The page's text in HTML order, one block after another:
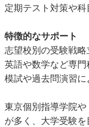
定期テスト対策や科
特徴的なサポート
志望校別の受験戦略
英語や数学など専
模試や過去問演習
東京個別指導学院
が多く、大学受験